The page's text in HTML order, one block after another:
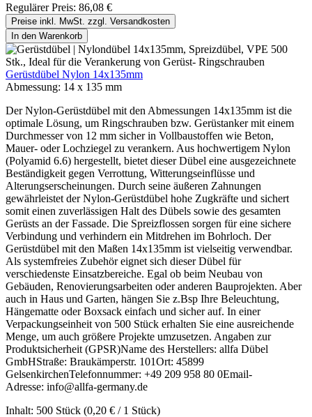
Regulärer Preis: 86,08 €
Preise inkl. MwSt. zzgl. Versandkosten
In den Warenkorb
Gerüstdübel Nylon 14x135mm
Abmessung: 14 x 135 mm
Der Nylon-Gerüstdübel mit den Abmessungen 14x135mm ist die
optimale Lösung, um Ringschrauben bzw. Gerüstanker mit einem
Durchmesser von 12 mm sicher in Vollbaustoffen wie Beton,
Mauer- oder Lochziegel zu verankern. Aus hochwertigem Nylon
(Polyamid 6.6) hergestellt, bietet dieser Dübel eine ausgezeichnete
Beständigkeit gegen Verrottung, Witterungseinflüsse und
Alterungserscheinungen. Durch seine äußeren Zahnungen
gewährleistet der Nylon-Gerüstdübel hohe Zugkräfte und sichert
somit einen zuverlässigen Halt des Dübels sowie des gesamten
Gerüsts an der Fassade. Die Spreizflossen sorgen für eine sichere
Verbindung und verhindern ein Mitdrehen im Bohrloch. Der
Gerüstdübel mit den Maßen 14x135mm ist vielseitig verwendbar.
Als systemfreies Zubehör eignet sich dieser Dübel für
verschiedenste Einsatzbereiche. Egal ob beim Neubau von
Gebäuden, Renovierungsarbeiten oder anderen Bauprojekten. Aber
auch in Haus und Garten, hängen Sie z.Bsp Ihre Beleuchtung,
Hängematte oder Boxsack einfach und sicher auf. In einer
Verpackungseinheit von 500 Stück erhalten Sie eine ausreichende
Menge, um auch größere Projekte umzusetzen. Angaben zur
Produktsicherheit (GPSR)Name des Herstellers: allfa Dübel
GmbHStraße: Braukämperstr. 101Ort: 45899
GelsenkirchenTelefonnummer: +49 209 958 80 0Email-
Adresse: info@allfa-germany.de
Inhalt: 500 Stück (0,20 € / 1 Stück)